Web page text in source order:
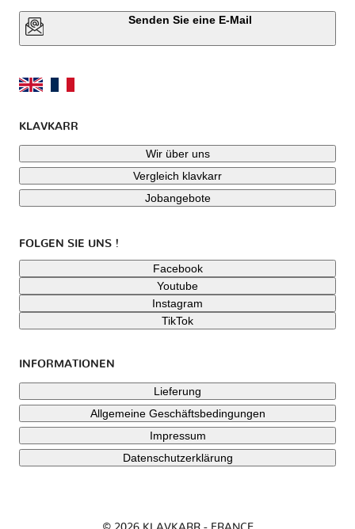
Senden Sie eine E-Mail
KLAVKARR
Wir über uns
Vergleich klavkarr
Jobangebote
FOLGEN SIE UNS !
Facebook
Youtube
Instagram
TikTok
INFORMATIONEN
Lieferung
Allgemeine Geschäftsbedingungen
Impressum
Datenschutzerklärung